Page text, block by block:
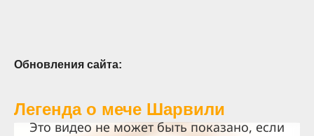
Обновления сайта:
Легенда о мече Шарвили
Это видео не может быть показано, если